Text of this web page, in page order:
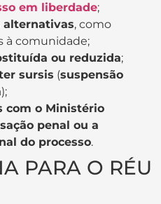
em liberdade;
alternativas, como
à comunidade;
ou reduzida;
sursis (suspensão
);
com o Ministério
penal ou a
do processo.
PARA O RÉU